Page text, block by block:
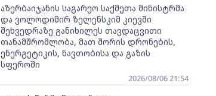
აზერბაიჯანის საგარეო საქმეთა მინისტრმა
და ვოლოდიმირ ზელენსკიმ კიევში
შეხვედრაზე განიხილეს თავდაცვითი
თანამშრომლობა, მათ შორის დრონების,
ენერგეტიკის, ნავთობისა და გაზის
სფეროში
2026/08/06 21:54